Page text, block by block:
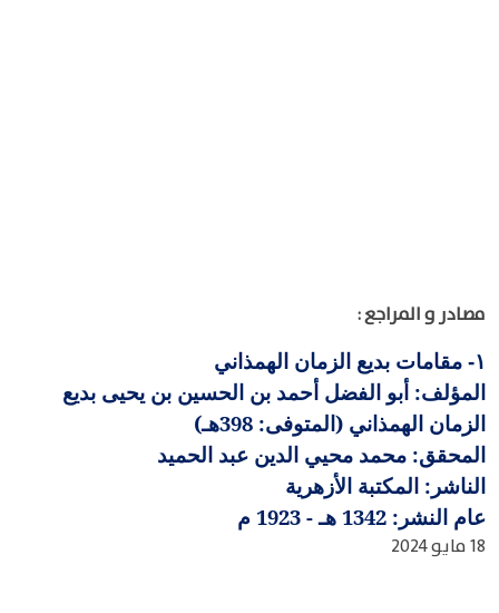
مصادر و المراجع :
١-
مقامات بديع الزمان الهمذاني
المؤلف: أبو الفضل أحمد بن الحسين بن يحيى بديع
الزمان الهمذاني (المتوفى: 398هـ)
المحقق: محمد محيي الدين عبد الحميد
الناشر: المكتبة الأزهرية
عام النشر: 1342 هـ - 1923 م
18 مايو 2024